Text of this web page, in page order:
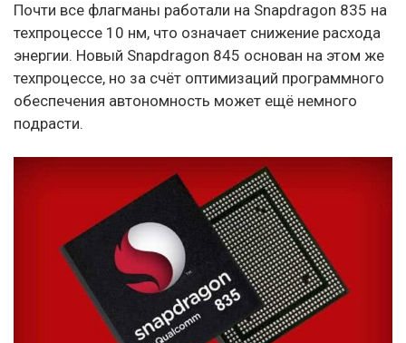
Почти все флагманы работали на Snapdragon 835 на
техпроцессе 10 нм, что означает снижение расхода
энергии. Новый Snapdragon 845 основан на этом же
техпроцессе, но за счёт оптимизаций программного
обеспечения автономность может ещё немного
подрасти.